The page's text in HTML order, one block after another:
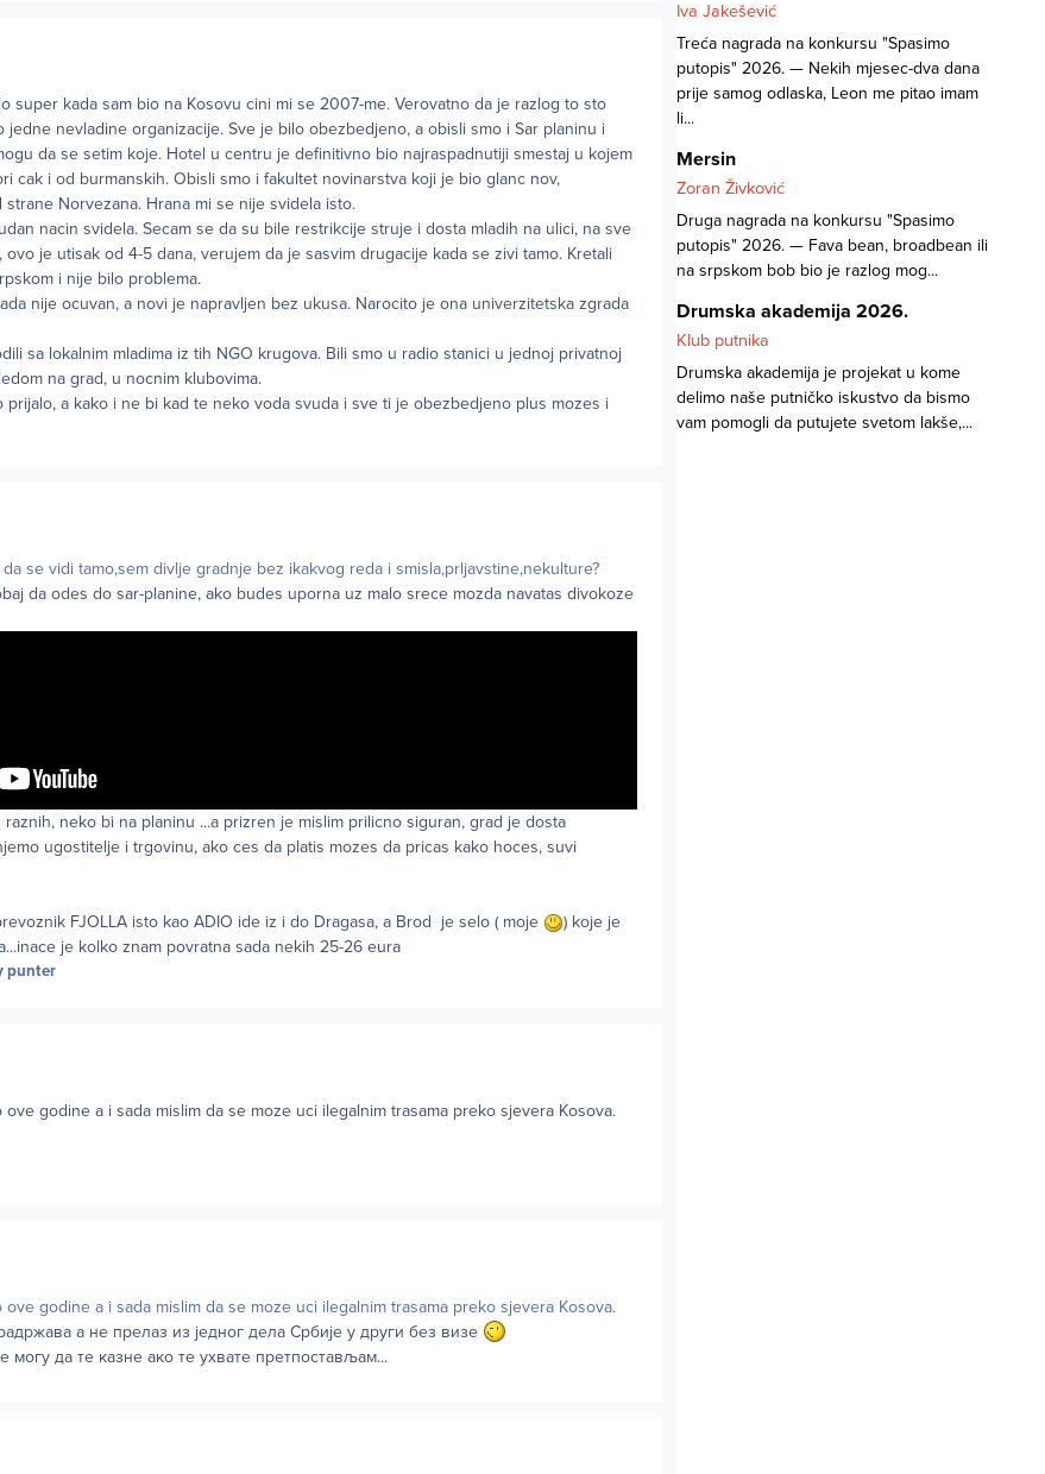
super kada sam bio na Kosovu cini mi se 2007-me. Verovatno da je razlog to sto
jedne nevladine organizacije. Sve je bilo obezbedjeno, a obisli smo i Sar planinu i
da se setim koje. Hotel u centru je definitivno bio najraspadnutiji smestaj u kojem
cak i od burmanskih. Obisli smo i fakultet novinarstva koji je bio glanc nov,
Norvezana. Hrana mi se nije svidela isto.
nacin svidela. Secam se da su bile restrikcije struje i dosta mladih na ulici, na sve
ovo je utisak od 4-5 dana, verujem da je sasvim drugacije kada se zivi tamo. Kretali
i nije bilo problema.
nije ocuvan, a novi je napravljen bez ukusa. Narocito je ona univerzitetska zgrada
sa lokalnim mladima iz tih NGO krugova. Bili smo u radio stanici u jednoj privatnoj
na grad, u nocnim klubovima.
prijalo, a kako i ne bi kad te neko voda svuda i sve ti je obezbedjeno plus mozes i
se vidi tamo,sem divlje gradnje bez ikakvog reda i smisla,prljavstine,nekulture?
da odes do sar-planine, ako budes uporna uz malo srece mozda navatas divokoze
raznih, neko bi na planinu ...a prizren je mislim prilicno siguran, grad je dosta
ugostitelje i trgovinu, ako ces da platis mozes da pricas kako hoces, suvi
FJOLLA isto kao ADIO ide iz i do Dragasa, a Brod je selo ( moje
) koje je
je kolko znam povratna sada nekih 25-26 eura
punter
godine a i sada mislim da se moze uci ilegalnim trasama preko sjevera Kosova.
godine a i sada mislim da se moze uci ilegalnim trasama preko sjevera Kosova.
а не прелаз из једног дела Србије у други без визе
могу да те казне ако те ухвате претпостављам...
Iva Jakešević
Treća nagrada na konkursu "Spasimo
putopis" 2026. — Nekih mjesec-dva dana
prije samog odlaska, Leon me pitao imam
li...
Mersin
Zoran Živković
Druga nagrada na konkursu "Spasimo
putopis" 2026. — Fava bean, broadbean ili
na srpskom bob bio je razlog mog...
Drumska akademija 2026.
Klub putnika
Drumska akademija je projekat u kome
delimo naše putničko iskustvo da bismo
vam pomogli da putujete svetom lakše,...